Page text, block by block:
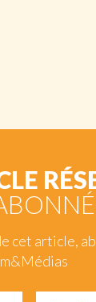
cet article,